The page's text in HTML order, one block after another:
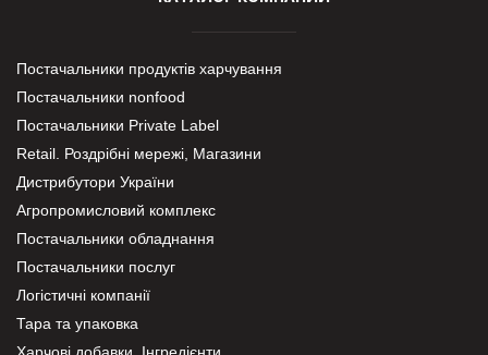
Постачальники продуктів харчування
Постачальники nonfood
Постачальники Private Label
Retail. Роздрібні мережі, Магазини
Дистрибутори України
Агропромисловий комплекс
Постачальники обладнання
Постачальники послуг
Логістичні компанії
Тара та упаковка
Харчові добавки. Інгредієнти.